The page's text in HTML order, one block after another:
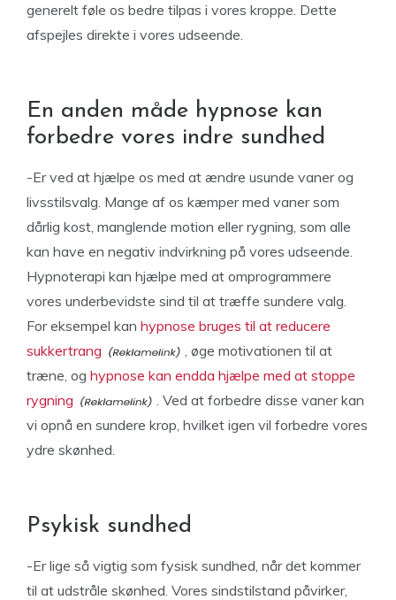
generelt føle os bedre tilpas i vores kroppe. Dette
afspejles direkte i vores udseende.
En anden måde hypnose kan
forbedre vores indre sundhed
-Er ved at hjælpe os med at ændre usunde vaner og
livsstilsvalg. Mange af os kæmper med vaner som
dårlig kost, manglende motion eller rygning, som alle
kan have en negativ indvirkning på vores udseende.
Hypnoterapi kan hjælpe med at omprogrammere
vores underbevidste sind til at træffe sundere valg.
For eksempel kan hypnose bruges til at reducere
sukkertrang
, øge motivationen til at
træne, og hypnose kan endda hjælpe med at stoppe
rygning
. Ved at forbedre disse vaner kan
vi opnå en sundere krop, hvilket igen vil forbedre vores
ydre skønhed.
Psykisk sundhed
-Er lige så vigtig som fysisk sundhed, når det kommer
til at udstråle skønhed. Vores sindstilstand påvirker,